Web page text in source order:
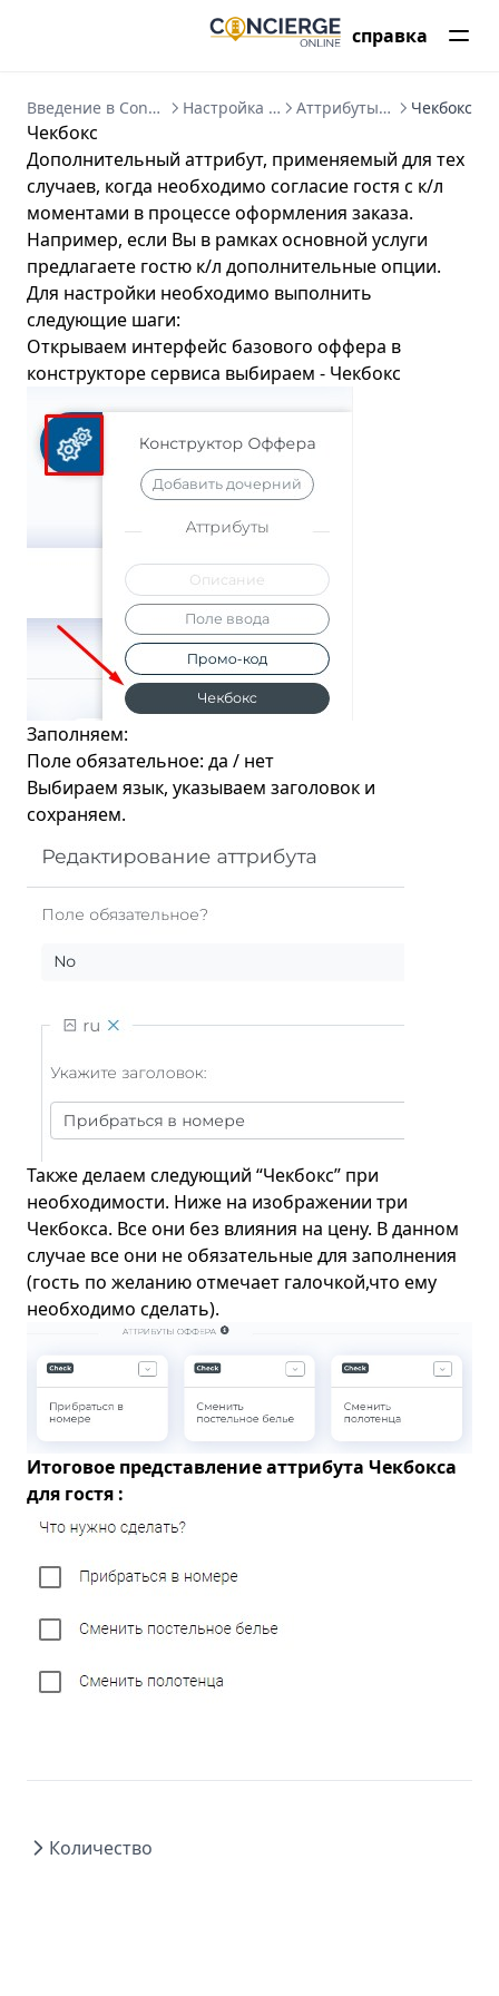
справка
Введение в Concierge CRM Настройка продаж Аттрибуты оффера Чекбокс
Чекбокс
Дополнительный аттрибут, применяемый для тех
случаев, когда необходимо согласие гостя с к/л
моментами в процессе оформления заказа.
Например, если Вы в рамках основной услуги
предлагаете гостю к/л дополнительные опции.
Для настройки необходимо выполнить
следующие шаги:
Открываем интерфейс базового оффера в
конструкторе сервиса выбираем - Чекбокс
Заполняем:
Поле обязательное: да / нет
Выбираем язык, указываем заголовок и
сохраняем.
Также делаем следующий “Чекбокс” при
необходимости. Ниже на изображении три
Чекбокса. Все они без влияния на цену. В данном
случае все они не обязательные для заполнения
(гость по желанию отмечает галочкой,что ему
необходимо сделать).
Итоговое представление аттрибута Чекбокса
для гостя :
Количество